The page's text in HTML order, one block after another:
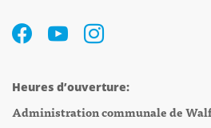
Heures d’ouverture:
Administration communale de